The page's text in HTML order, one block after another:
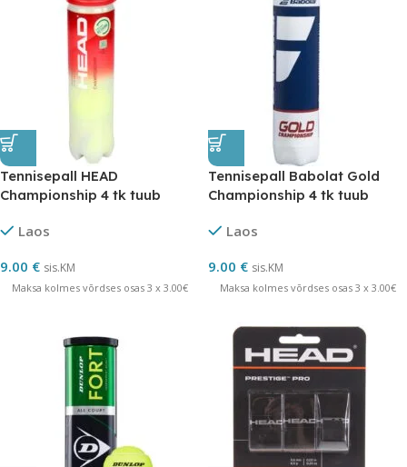
Tennisepall HEAD
Championship 4 tk tuub
Laos
9.00 € sis.KM
Maksa kolmes võrdses osas 3 x 3.00€
Tennisepall Babolat Gold
Championship 4 tk tuub
Laos
9.00 € sis.KM
Maksa kolmes võrdses osas 3 x 3.00€